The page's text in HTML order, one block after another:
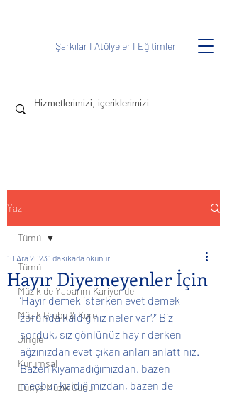
Şarkılar I Atölyeler I Eğitimler
Yazı
Tümü
Müzik de Yaparım Kariyer de
Müzik Grubu & Koro
Jingle
Kurumsal
Dünya Müzik Günü
Tümü
Hayır Diyemeyenler İçin
10 Ara 2023 1 dakikada okunur
‘Hayır demek isterken evet demek
zorunda kaldığınız neler var?’ Biz
sorduk, siz gönlünüz hayır derken
ağzınızdan evet çıkan anları anlattınız.
Bazen kıyamadığımızdan, bazen
mecbur kaldığımızdan, bazen de